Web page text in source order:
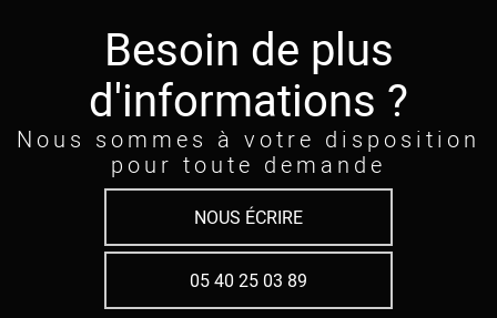
Besoin de plus
d'informations ?
Nous sommes à votre disposition
pour toute demande
NOUS ÉCRIRE
05 40 25 03 89